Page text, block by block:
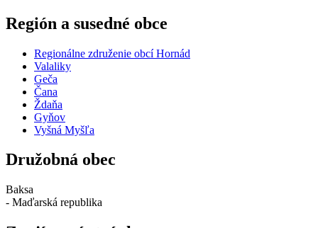
Región a susedné obce
Regionálne združenie obcí Hornád
Valaliky
Geča
Čana
Ždaňa
Gyňov
Vyšná Myšľa
Družobná obec
Baksa
- Maďarská republika